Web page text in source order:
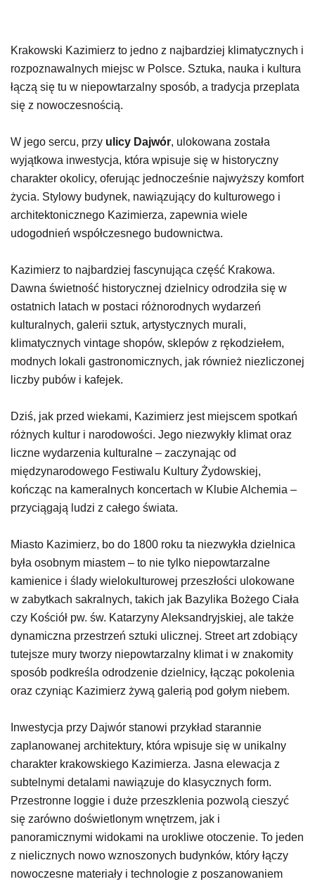
Krakowski Kazimierz to jedno z najbardziej klimatycznych i
rozpoznawalnych miejsc w Polsce. Sztuka, nauka i kultura
łączą się tu w niepowtarzalny sposób, a tradycja przeplata
się z nowoczesnością.
W jego sercu, przy ulicy Dajwór, ulokowana została
wyjątkowa inwestycja, która wpisuje się w historyczny
charakter okolicy, oferując jednocześnie najwyższy komfort
życia. Stylowy budynek, nawiązujący do kulturowego i
architektonicznego Kazimierza, zapewnia wiele
udogodnień współczesnego budownictwa.
Kazimierz to najbardziej fascynująca część Krakowa.
Dawna świetność historycznej dzielnicy odrodziła się w
ostatnich latach w postaci różnorodnych wydarzeń
kulturalnych, galerii sztuk, artystycznych murali,
klimatycznych vintage shopów, sklepów z rękodziełem,
modnych lokali gastronomicznych, jak również niezliczonej
liczby pubów i kafejek.
Dziś, jak przed wiekami, Kazimierz jest miejscem spotkań
różnych kultur i narodowości. Jego niezwykły klimat oraz
liczne wydarzenia kulturalne – zaczynając od
międzynarodowego Festiwalu Kultury Żydowskiej,
kończąc na kameralnych koncertach w Klubie Alchemia –
przyciągają ludzi z całego świata.
Miasto Kazimierz, bo do 1800 roku ta niezwykła dzielnica
była osobnym miastem – to nie tylko niepowtarzalne
kamienice i ślady wielokulturowej przeszłości ulokowane
w zabytkach sakralnych, takich jak Bazylika Bożego Ciała
czy Kościół pw. św. Katarzyny Aleksandryjskiej, ale także
dynamiczna przestrzeń sztuki ulicznej. Street art zdobiący
tutejsze mury tworzy niepowtarzalny klimat i w znakomity
sposób podkreśla odrodzenie dzielnicy, łącząc pokolenia
oraz czyniąc Kazimierz żywą galerią pod gołym niebem.
Inwestycja przy Dajwór stanowi przykład starannie
zaplanowanej architektury, która wpisuje się w unikalny
charakter krakowskiego Kazimierza. Jasna elewacja z
subtelnymi detalami nawiązuje do klasycznych form.
Przestronne loggie i duże przeszklenia pozwolą cieszyć
się zarówno doświetlonym wnętrzem, jak i
panoramicznymi widokami na urokliwe otoczenie. To jeden
z nielicznych nowo wznoszonych budynków, który łączy
nowoczesne materiały i technologie z poszanowaniem